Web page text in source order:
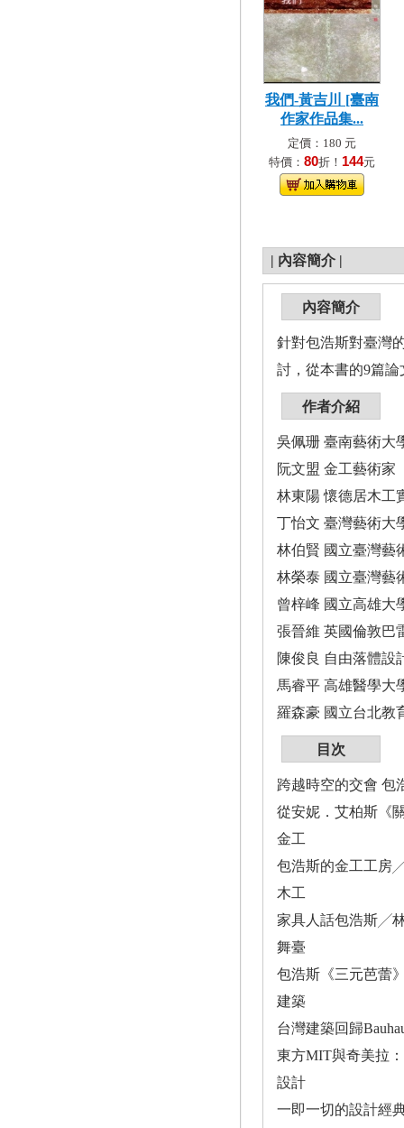
我們-黃吉川 [臺南
作家作品集...
定價：180 元
特價： 80折！ 144元
| 內容簡介 |
內容簡介
針對包浩斯對臺灣
討，從本書的9篇
作者介紹
吳佩珊 臺南藝術大
阮文盟 金工藝術家
林東陽 懷德居木工
丁怡文 臺灣藝術大
林伯賢 國立臺灣藝
林榮泰 國立臺灣藝
曾梓峰 國立高雄大
張晉維 英國倫敦巴
陳俊良 自由落體設
馬睿平 高雄醫學大
羅森豪 國立台北教
目次
跨越時空的交會 包
從安妮．艾柏斯《
金工
包浩斯的金工工房
木工
家具人話包浩斯╱
舞臺
包浩斯《三元芭蕾
建築
台灣建築回歸
東方MIT與奇美拉
設計
一即一切的設計經